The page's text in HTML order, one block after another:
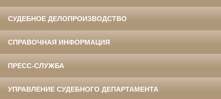
СУДЕБНОЕ ДЕЛОПРОИЗВОДСТВО
СПРАВОЧНАЯ ИНФОРМАЦИЯ
ПРЕСС-СЛУЖБА
УПРАВЛЕНИЕ СУДЕБНОГО ДЕПАРТАМЕНТА